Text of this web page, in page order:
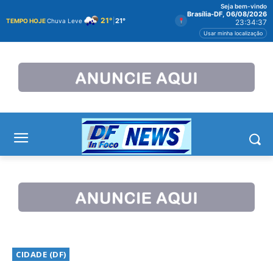
TEMPO HOJEChuva Leve 21° 21°
Seja bem-vindo
Brasília-DF, 06/08/2026
23:34:38
Usar minha localização
CIDADE (DF)